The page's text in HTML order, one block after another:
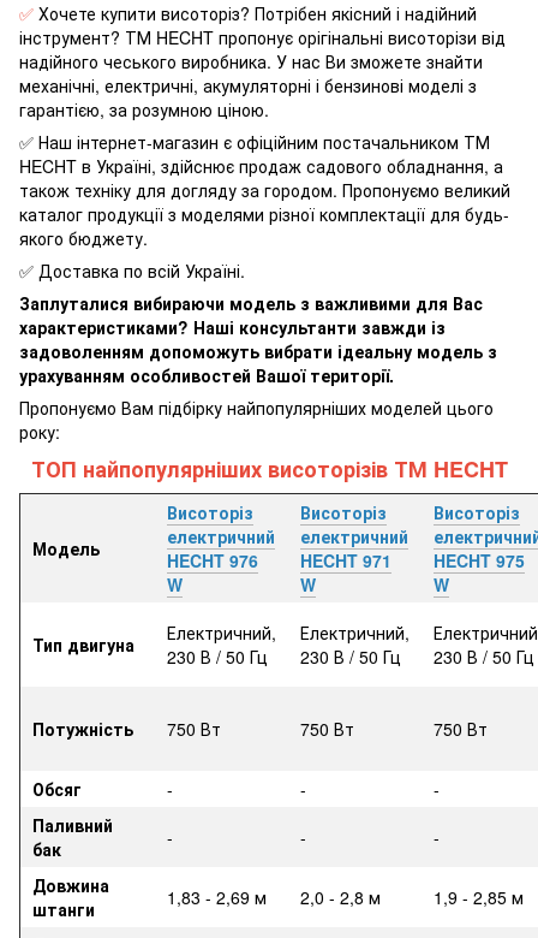
✅ Хочете купити висоторіз? Потрібен якісний і надійний
інструмент? ТМ HECHT пропонує орігінальні висоторізи від
надійного чеського виробника. У нас Ви зможете знайти
механічні, електричні, акумуляторні і бензинові моделі з
гарантією, за розумною ціною.
✅ Наш інтернет-магазин є офіційним постачальником ТМ
HECHT в Україні, здійснює продаж садового обладнання, а
також техніку для догляду за городом. Пропонуємо великий
каталог продукції з моделями різної комплектації для будь-
якого бюджету.
✅ Доставка по всій Україні.
Заплуталися вибираючи модель з важливими для Вас
характеристиками? Наші консультанти завжди із
задоволенням допоможуть вибрати ідеальну модель з
урахуванням особливостей Вашої території.
Пропонуємо Вам підбірку найпопулярніших моделей цього
року:
ТОП найпопулярніших висоторізів ТМ HECHT
Модель
Висоторіз
електричний
HECHT 976
W
Висоторіз
електричний
HECHT 971
W
Висоторіз
HECHT 975
W
Тип двигуна
Електричний,
230 В / 50 Гц
Електричний,
230 В / 50 Гц
230 В / 50 Гц
Потужність 750 Вт 750 Вт 750 Вт
Обсяг - -
-
Паливний
бак
- -
-
Довжина
штанги
1,83 - 2,69 м 2,0 - 2,8 м
1,9 - 2,85 м